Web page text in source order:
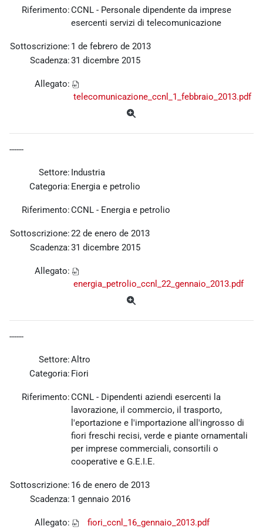
Riferimento:CCNL - Personale dipendente da imprese
esercenti servizi di telecomunicazione
Sottoscrizione: 1 de febrero de 2013
Scadenza:31 dicembre 2015
Allegato:
telecomunicazione_ccnl_1_febbraio_2013.pdf
------
Settore: Industria
Categoria: Energia e petrolio
Riferimento:CCNL - Energia e petrolio
Sottoscrizione:22 de enero de 2013
Scadenza:31 dicembre 2015
Allegato:
energia_petrolio_ccnl_22_gennaio_2013.pdf
------
Settore:Altro
Categoria: Fiori
Riferimento:CCNL - Dipendenti aziendi esercenti la
lavorazione, il commercio, il trasporto,
l'eportazione e l'importazione all'ingrosso di
fiori freschi recisi, verde e piante ornamentali
per imprese commerciali, consortili o
cooperative e G.E.I.E.
Sottoscrizione: 16 de enero de 2013
Scadenza: 1 gennaio 2016
Allegato: fiori_ccnl_16_gennaio_2013.pdf